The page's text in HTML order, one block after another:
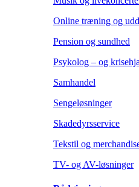
Online træning og
Pension og sundhed
Psykolog – og
Samhandel
Sengeløsninger
Skadedyrsservice
Tekstil og
TV- og AV-løsninger